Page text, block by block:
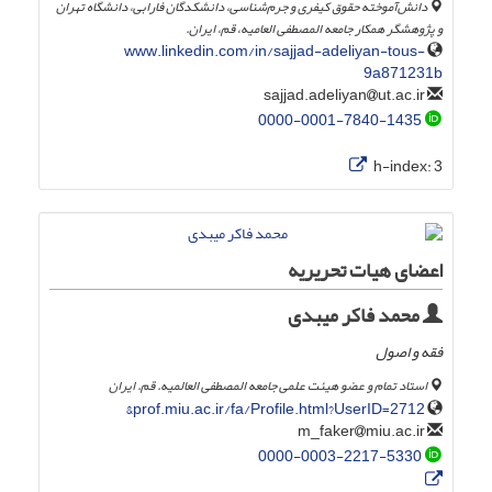
دانش‌آموخته حقوق کیفری و جرم‌شناسی، دانشکدگان فارابی، دانشگاه تهران
و پژوهشگر همکار جامعه المصطفی العامیه، قم، ایران.
www.linkedin.com/in/sajjad-adeliyan-tous-
9a871231b
ut.ac.ir
0000-0001-7840-1435
h-index:3
اعضای هیات تحریریه
محمد فاکر میبدی
فقه و اصول
استاد تمام و عضو هیئت علمی جامعه المصطفی العالمیه. قم. ایران
prof.miu.ac.ir/fa/Profile.html?UserID=2712&
miu.ac.ir
0000-0003-2217-5330